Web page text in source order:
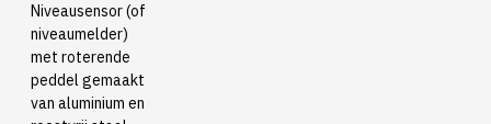
Niveausensor (of
niveaumelder)
met roterende
peddel gemaakt
van aluminium en